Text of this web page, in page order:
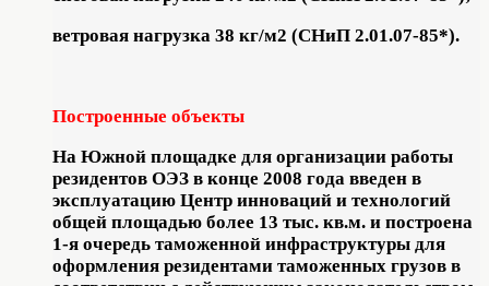
ветровая нагрузка 38 кг/м2 (СНиП 2.01.07-85*).
Построенные объекты
На Южной площадке для организации работы
резидентов ОЭЗ в конце 2008 года введен в
эксплуатацию Центр инноваций и технологий
общей площадью более 13 тыс. кв.м. и построена
1-я очередь таможенной инфраструктуры для
оформления резидентами таможенных грузов в